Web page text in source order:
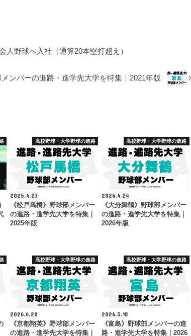
人野球へ入社（通算20本塁打超え）
メンバーの進路・進学先大学を特集｜2021年版
高校野球・大学野球の進路
2025.4.23
《松戸馬橋》野球部メンバー
の進路・進学先大学を特集｜
2025年版
高校野球・大学野球の進路
2026.4.24
《大分舞鶴》野球部メンバー
の進路・進学先大学を特集｜
2026年版
高校野球・大学野球の進路
2026.6.20
《京都翔英》野球部メンバー
の進路・進学先大学を特集｜
高校野球・大学野球の進路
2026.5.18
《富島》野球部メンバーの進
路・進学先大学を特集｜2026